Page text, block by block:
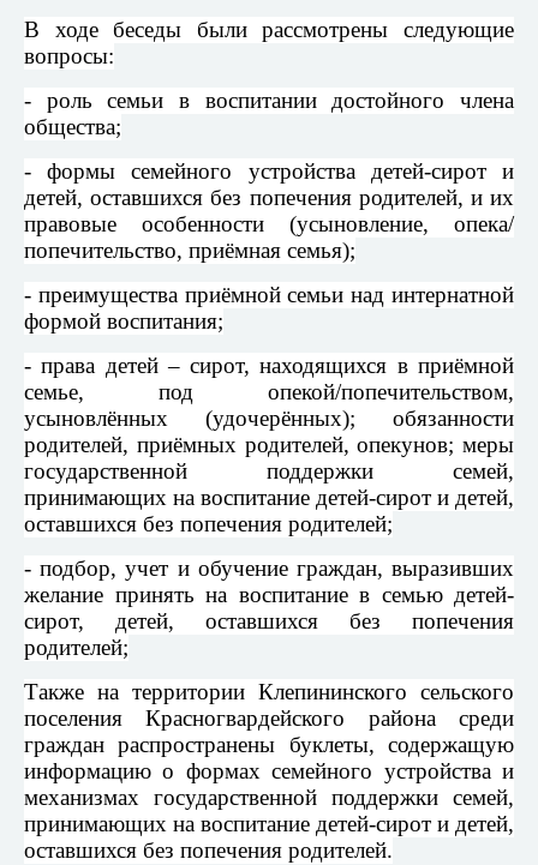
В ходе беседы были рассмотрены следующие
вопросы:
- роль семьи в воспитании достойного члена
общества;
- формы семейного устройства детей-сирот и
детей, оставшихся без попечения родителей, и их
правовые особенности (усыновление, опека/
попечительство, приёмная семья);
- преимущества приёмной семьи над интернатной
формой воспитания;
- права детей – сирот, находящихся в приёмной
семье, под опекой/попечительством,
усыновлённых (удочерённых); обязанности
родителей, приёмных родителей, опекунов; меры
государственной поддержки семей,
принимающих на воспитание детей-сирот и детей,
оставшихся без попечения родителей;
- подбор, учет и обучение граждан, выразивших
желание принять на воспитание в семью детей-
сирот, детей, оставшихся без попечения
родителей;
Также на территории Клепининского сельского
поселения Красногвардейского района среди
граждан распространены буклеты, содержащую
информацию о формах семейного устройства и
механизмах государственной поддержки семей,
принимающих на воспитание детей-сирот и детей,
оставшихся без попечения родителей.